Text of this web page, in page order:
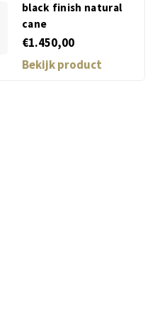
black finish natural
cane
€1.450,00
Bekijk product